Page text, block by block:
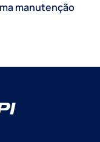
manutenção